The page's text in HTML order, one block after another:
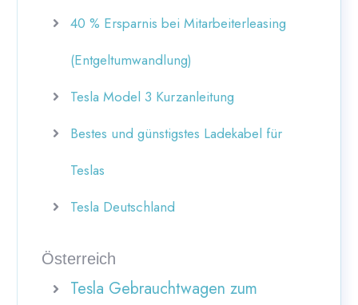
40 % Ersparnis bei Mitarbeiterleasing
(Entgeltumwandlung)
Tesla Model 3 Kurzanleitung
Bestes und günstigstes Ladekabel für
Teslas
Tesla Deutschland
Österreich
Tesla Gebrauchtwagen zum